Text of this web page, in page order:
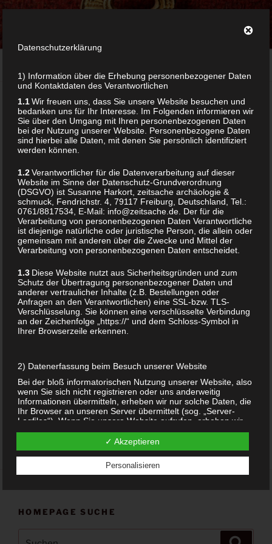
Zum
Home/ Products tagged “gagat”
GAGAT
Showing the single result
ANHÄNGER VENUS
149,00€
Add to cart
HOMEPAGE SUCHE
Datenschutzerklärung
1) Information über die Erhebung personenbezogener Daten
und Kontaktdaten des Verantwortlichen
1.1Wir freuen uns, dass Sie unsere Website besuchen und
bedanken uns für Ihr Interesse. Im Folgenden informieren wir
Sie über den Umgang mit Ihren personenbezogenen Daten
bei der Nutzung unserer Website. Personenbezogene Daten
sind hierbei alle Daten, mit denen Sie persönlich identifiziert
werden können.
1.2Verantwortlicher für die Datenverarbeitung auf dieser
Website im Sinne der Datenschutz-Grundverordnung
(DSGVO) ist Susanne Harkort, zeitsache archäologie &
schmuck, Fendrichstr. 4, 79117 Freiburg, Deutschland, Tel.:
0761/8817534, E-Mail: info@zeitsache.de. Der für die
Verarbeitung von personenbezogenen Daten Verantwortliche
ist diejenige natürliche oder juristische Person, die allein oder
gemeinsam mit anderen über die Zwecke und Mittel der
Verarbeitung von personenbezogenen Daten entscheidet.
1.3 Diese Website nutzt aus Sicherheitsgründen und zum
Schutz der Übertragung personenbezogener Daten und
anderer vertraulicher Inhalte (z.B. Bestellungen oder
Anfragen an den Verantwortlichen) eine SSL-bzw. TLS-
Verschlüsselung. Sie können eine verschlüsselte Verbindung
an der Zeichenfolge „https://“ und dem Schloss-Symbol in
Ihrer Browserzeile erkennen.
2) Datenerfassung beim Besuch unserer Website
Bei der bloß informatorischen Nutzung unserer Website, also
wenn Sie sich nicht registrieren oder uns anderweitig
Informationen übermitteln, erheben wir nur solche Daten, die
Ihr Browser an unseren Server übermittelt (sog. „Server-
Logfiles“). Wenn Sie unsere Website aufrufen, erheben wir
die folgenden Daten, die für uns technisch erforderlich sind,
um Ihnen die Website anzuzeigen:
Unsere besuchte Website
Verwendetes Betriebssystem
✓ Akzeptieren
Personalisieren